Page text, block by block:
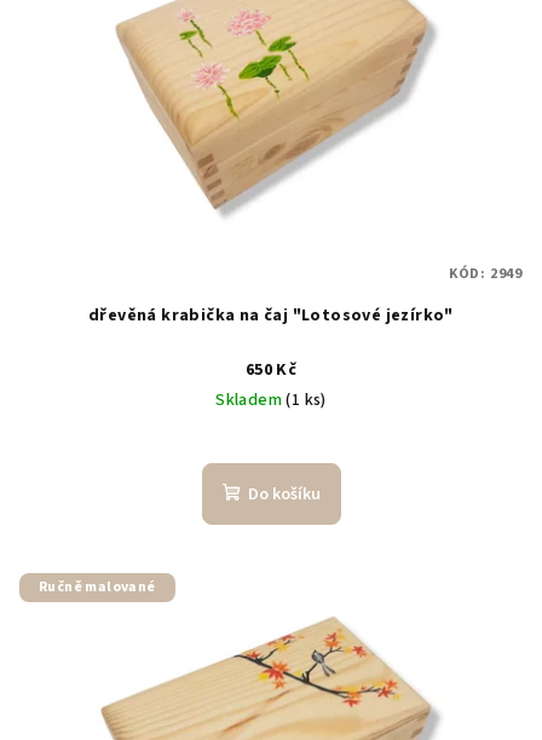
dřevěná krabička na čaj "Lotosové jezírko"
650 Kč
Skladem(1 ks)
Do košíku
KÓD: 2949
Ručně malované